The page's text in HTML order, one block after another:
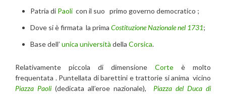
Patria di Paoli con il suo primo governo democratico ;
Dove si è firmata la prima Costituzione Nazionale nel 1731;
Base dell’ unica università della Corsica.
Relativamente piccola di dimensione Corte è molto
frequentata . Puntellata di barettini e trattorie si anima vicino
Piazza Paoli (dedicata all’eroe nazionale), Piazza del Duca di